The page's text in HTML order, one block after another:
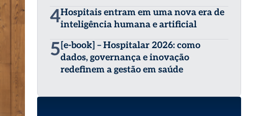
4Hospitais entram em uma nova era de
inteligência humana e artificial
5 [e-book] – Hospitalar 2026: como
dados, governança e inovação
redefinem a gestão em saúde